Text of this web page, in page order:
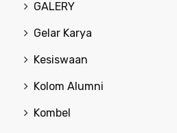
GALERY
Gelar Karya
Kesiswaan
Kolom Alumni
Kombel